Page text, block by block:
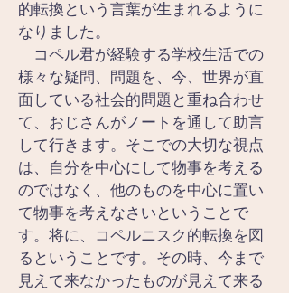
的転換という言葉が生まれるように
なりました。
コペル君が経験する学校生活での
様々な疑問、問題を、今、世界が直
面している社会的問題と重ね合わせ
て、おじさんがノートを通して助言
して行きます。そこでの大切な視点
は、自分を中心にして物事を考える
のではなく、他のものを中心に置い
て物事を考えなさいということで
す。将に、コペルニスク的転換を図
るということです。その時、今まで
見えて来なかったものが見えて来る